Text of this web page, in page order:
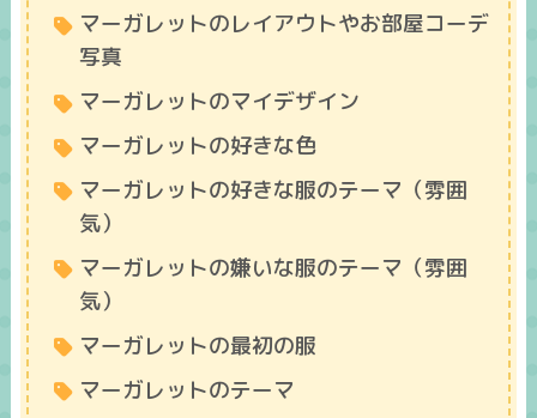
マーガレットのレイアウトやお部屋コーデ
写真
マーガレットのマイデザイン
マーガレットの好きな色
マーガレットの好きな服のテーマ（雰囲
気）
マーガレットの嫌いな服のテーマ（雰囲
気）
マーガレットの最初の服
マーガレットのテーマ